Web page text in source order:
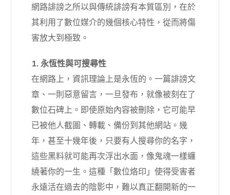
網路誹謗之所以與傳統誹謗有本質區別，在於
其利用了數位媒介的幾個核心特性，從而將傷
害放大到極致。
1. 永恆性與可搜尋性
在網路上，資訊理論上是永恆的。一篇誹謗文
章、一則惡意留言，一旦發布，就像被刻在了
數位石碑上。即使原始內容被刪除，它可能早
已被他人截圖、轉載、備份到其他網站。幾
年，甚至十幾年後，只要有人搜尋你的名字，
這些黑料就可能再次浮出水面，像鬼魂一樣纏
繞著你的一生。這種「數位烙印」使得受害者
永遠活在過去的陰影中，難以真正翻開新的一